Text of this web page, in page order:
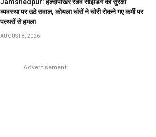
Jamshedpur: हल्दीपोखर रेलवे साइडिंग की सुरक्षा
व्यवस्था पर उठे सवाल, कोयला चोरों ने चोरी रोकने गए कर्मी पर
पत्थरों से हमला
AUGUST 8, 2026
Advertisement